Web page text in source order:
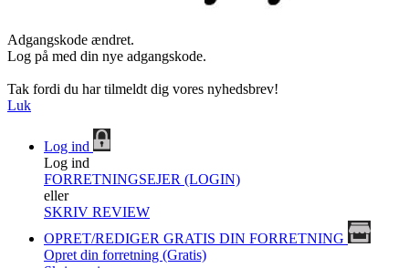
Adgangskode ændret.
Log på med din nye adgangskode.
Tak fordi du har tilmeldt dig vores nyhedsbrev!
Luk
Log ind
Log ind
FORRETNINGSEJER (LOGIN)
eller
SKRIV REVIEW
OPRET/REDIGER GRATIS DIN FORRETNING
Opret din forretning (Gratis)